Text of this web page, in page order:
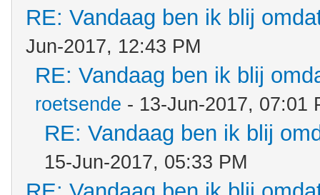
RE: Vandaag ben ik blij
Jun-2017, 12:43 PM
RE: Vandaag ben ik blij
roetsende - 13-Jun-2017, 07:01
RE: Vandaag ben ik blij
15-Jun-2017, 05:33 PM